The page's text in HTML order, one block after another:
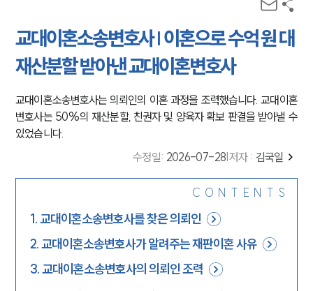
교대이혼소송변호사 | 이혼으로 수억 원 대
재산분할 받아낸 교대이혼변호사
교대이혼소송변호사는 의뢰인의 이혼 과정을 조력했습니다. 교대이혼
변호사는 50%의 재산분할, 친권자 및 양육자 확보 판결을 받아낼 수
있었습니다.
수정일: 2026-07-28 저자 : 김국일
CONTENTS
1.교대이혼소송변호사를 찾은 의뢰인
2.교대이혼소송변호사가 알려주는 재판이혼 사유
3.교대이혼소송변호사의 의뢰인 조력